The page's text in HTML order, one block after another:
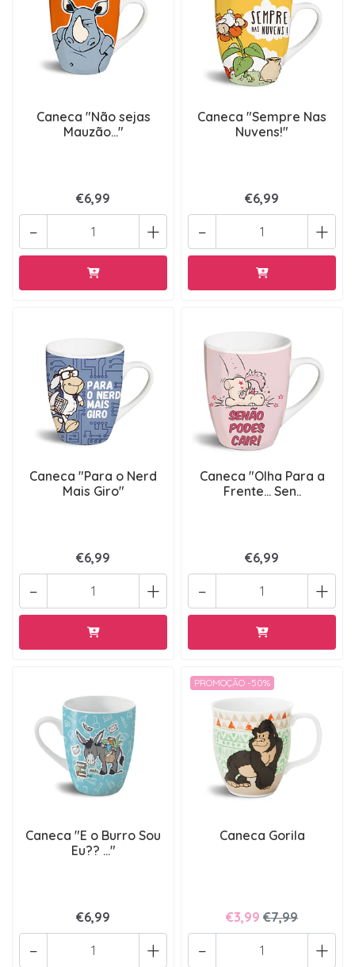
Caneca "Não sejas
Mauzão..."
€6,99
+
-
Caneca "Sempre Nas
Nuvens!"
€6,99
+
-
Caneca "Para o Nerd
Mais Giro"
€6,99
+
-
Caneca "Olha Para a
Frente... Sen..
€6,99
+
-
Caneca "E o Burro Sou
Eu?? ..."
€6,99
+
-
PROMOÇÃO -50%
Caneca Gorila
€3,99 €7,99
+
-